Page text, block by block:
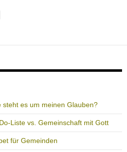
es um meinen Glauben?
Liste vs. Gemeinschaft mit Gott
für Gemeinden